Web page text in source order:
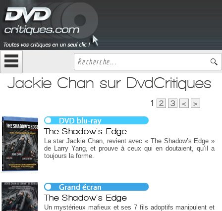
Jackie Chan sur DvdCritiques
1 2 3 < >
The Shadow's Edge
La star Jackie Chan, revient avec « The Shadow’s Edge »
de Larry Yang, et prouve à ceux qui en doutaient, qu’il a
toujours la forme.
The Shadow's Edge
Un mystérieux mafieux et ses 7 fils adoptifs manipulent et